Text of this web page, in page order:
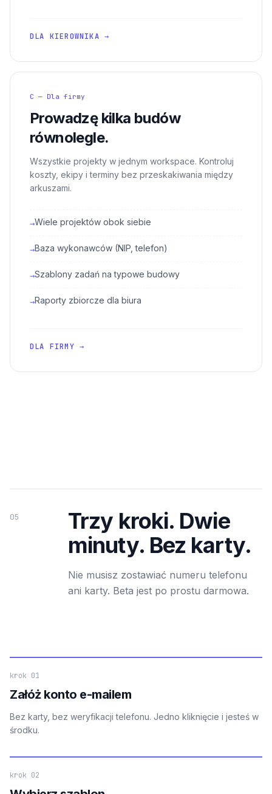
DLA KIEROWNIKA →
C — Dla firmy
Prowadzę kilka budów
równolegle.
Wszystkie projekty w jednym workspace. Kontroluj
koszty, ekipy i terminy bez przeskakiwania między
arkuszami.
→Wiele projektów obok siebie
→Baza wykonawców (NIP, telefon)
→Szablony zadań na typowe budowy
→Raporty zbiorcze dla biura
DLA FIRMY →
05
Trzy kroki. Dwie
minuty. Bez karty.
Nie musisz zostawiać numeru telefonu
ani karty. Beta jest po prostu darmowa.
krok 01
Załóż konto e-mailem
Bez karty, bez weryfikacji telefonu. Jedno kliknięcie i jesteś w
środku.
krok 02